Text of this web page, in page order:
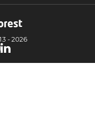
-2026